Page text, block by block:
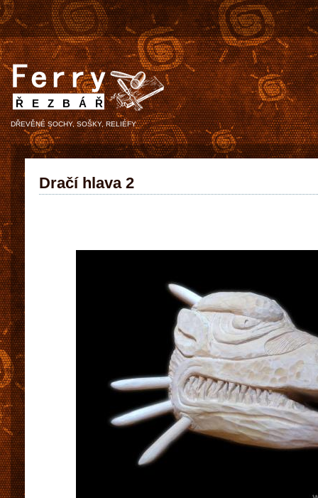
ŘEZBÁŘ
DŘEVĚNÉ SOCHY, SOŠKY, RELIÉFY
Dračí hlava 2